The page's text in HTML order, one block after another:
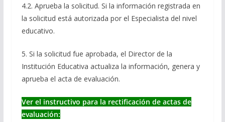
4.2. Aprueba la solicitud. Si la información registrada en
la solicitud está autorizada por el Especialista del nivel
educativo.
5. Si la solicitud fue aprobada, el Director de la
Institución Educativa actualiza la información, genera y
aprueba el acta de evaluación.
Ver el instructivo para la rectificación de actas de
evaluación: